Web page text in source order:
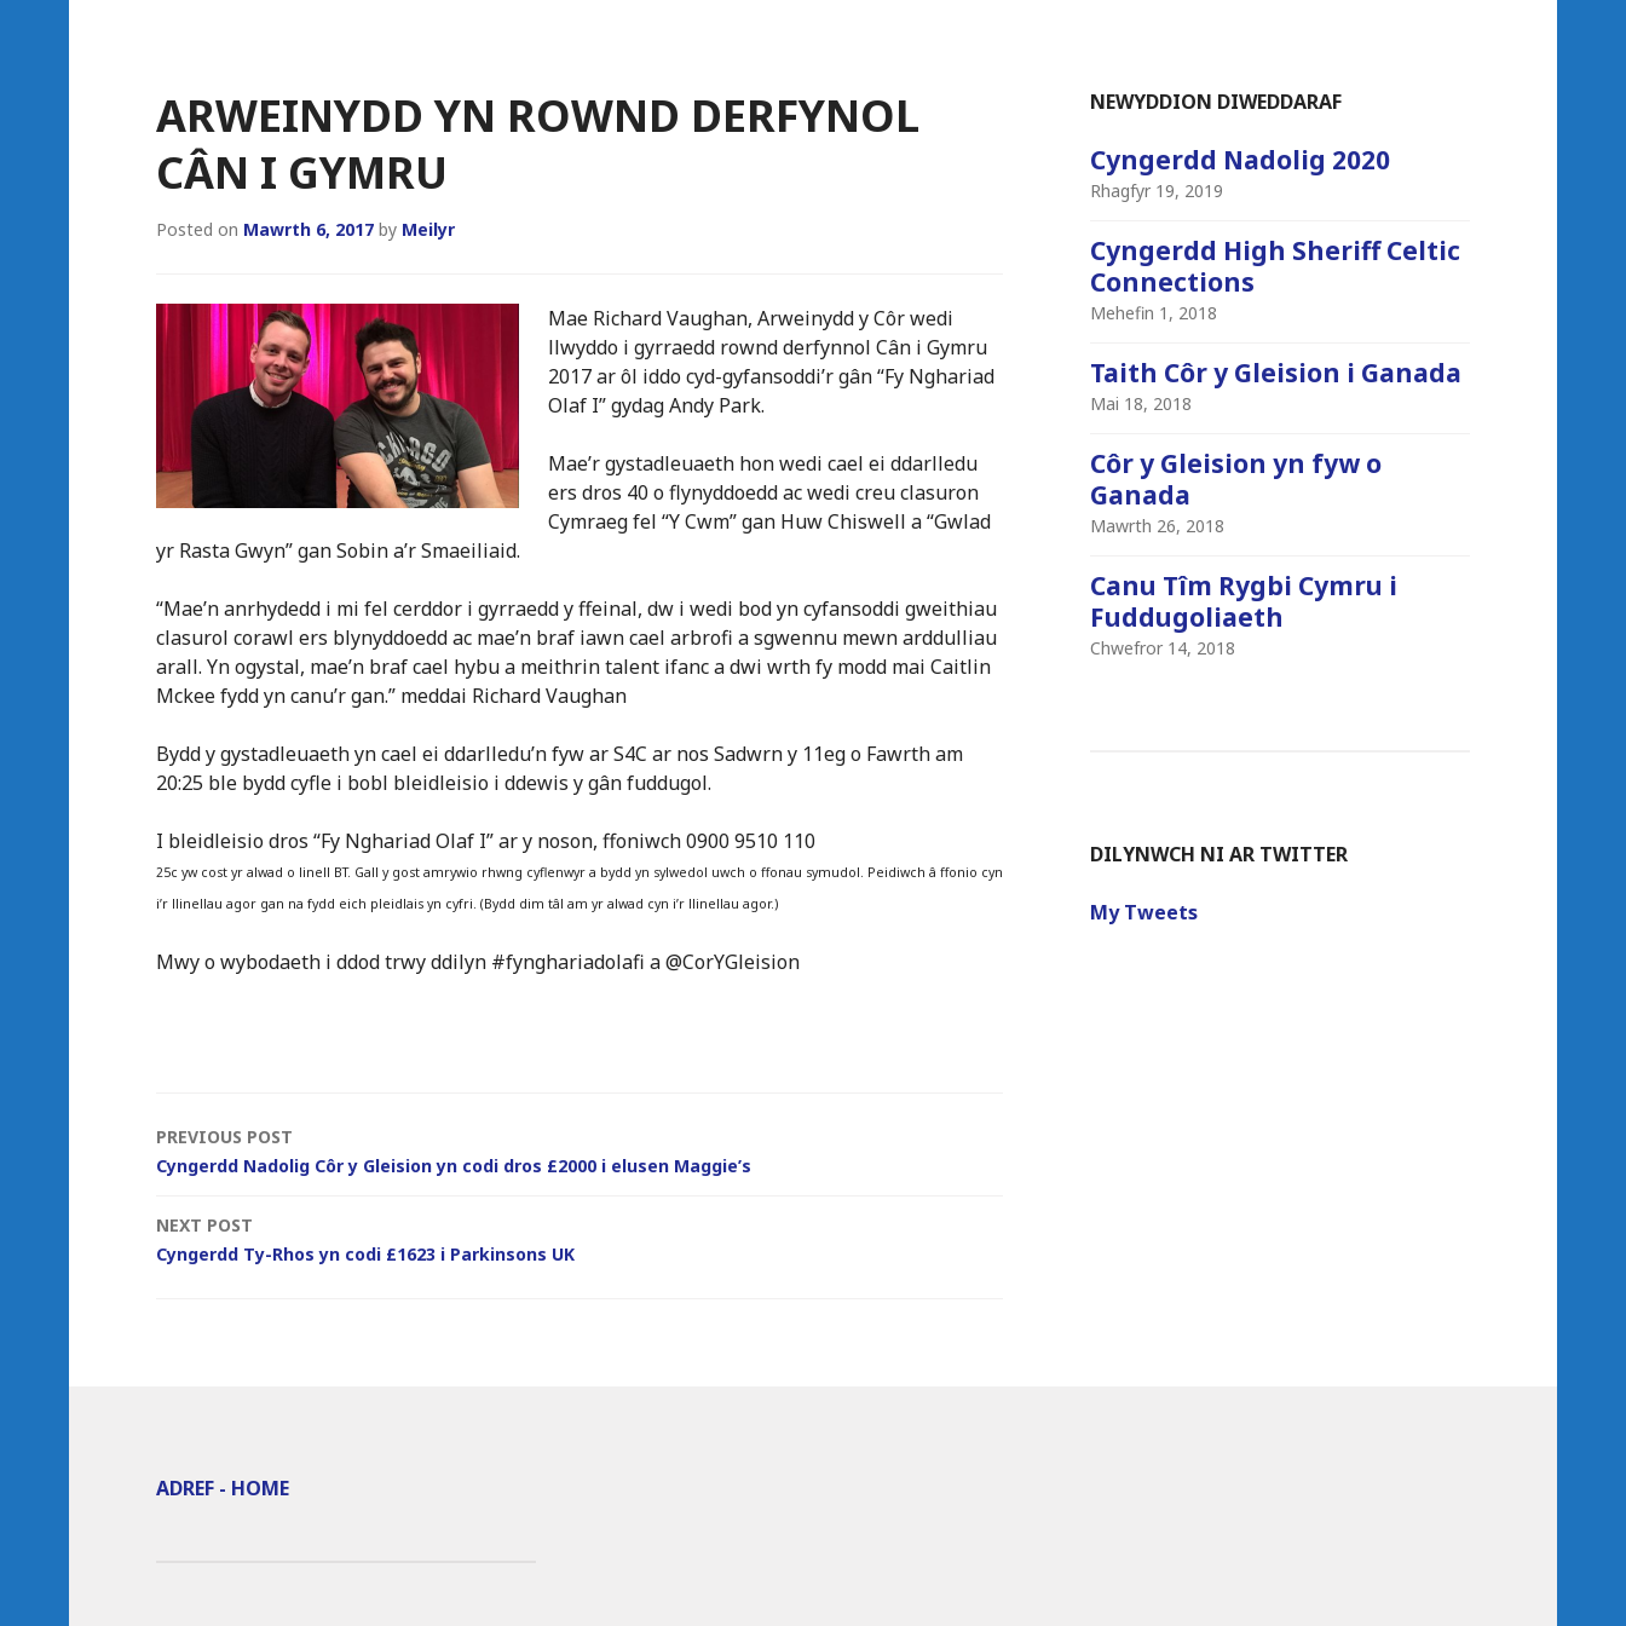
ARWEINYDD YN ROWND DERFYNOL
CÂN I GYMRU
Posted on Mawrth 6, 2017 by Meilyr
Mae Richard Vaughan, Arweinydd y Côr wedi
llwyddo i gyrraedd rownd derfynnol Cân i Gymru
2017 ar ôl iddo cyd-gyfansoddi’r gân “Fy Nghariad
Olaf I” gydag Andy Park.
Mae’r gystadleuaeth hon wedi cael ei ddarlledu
ers dros 40 o flynyddoedd ac wedi creu clasuron
Cymraeg fel “Y Cwm” gan Huw Chiswell a “Gwlad
yr Rasta Gwyn” gan Sobin a’r Smaeiliaid.
“Mae’n anrhydedd i mi fel cerddor i gyrraedd y ffeinal, dw i wedi bod yn cyfansoddi gweithiau
clasurol corawl ers blynyddoedd ac mae’n braf iawn cael arbrofi a sgwennu mewn arddulliau
arall. Yn ogystal, mae’n braf cael hybu a meithrin talent ifanc a dwi wrth fy modd mai Caitlin
Mckee fydd yn canu’r gan.” meddai Richard Vaughan
Bydd y gystadleuaeth yn cael ei ddarlledu’n fyw ar S4C ar nos Sadwrn y 11eg o Fawrth am
20:25 ble bydd cyfle i bobl bleidleisio i ddewis y gân fuddugol.
I bleidleisio dros “Fy Nghariad Olaf I” ar y noson, ffoniwch 0900 9510 110
25c yw cost yr alwad o linell BT. Gall y gost amrywio rhwng cyflenwyr a bydd yn sylwedol uwch o ffonau symudol. Peidiwch â ffonio cyn
i’r llinellau agor gan na fydd eich pleidlais yn cyfri. (Bydd dim tâl am yr alwad cyn i’r llinellau agor.)
Mwy o wybodaeth i ddod trwy ddilyn #fynghariadolafi a @CorYGleision
Post
PREVIOUS POST
Cyngerdd Nadolig Côr y Gleision yn codi dros £2000 i elusen Maggie’s
NEXT POST
Cyngerdd Ty-Rhos yn codi £1623 i Parkinsons UK
NEWYDDION DIWEDDARAF
Cyngerdd Nadolig 2020
Rhagfyr 19, 2019
Cyngerdd High Sheriff Celtic
Connections
Mehefin 1, 2018
Taith Côr y Gleision i Ganada
Mai 18, 2018
Côr y Gleision yn fyw o
Ganada
Mawrth 26, 2018
Canu Tîm Rygbi Cymru i
Fuddugoliaeth
Chwefror 14, 2018
DILYNWCH NI AR TWITTER
My Tweets
ADREF - HOME